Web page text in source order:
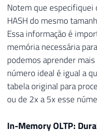
22
23
27
28
29
30
32
[
[
DECLARE
@Contador
@Dt_Log
Notem que especifiquei
HASH do mesmo
Essa informação é
memória necessária
podemos aprender
número ideal é igual a
tabela original para
ou de 2x a 5x esse
In-Memory OLTP: